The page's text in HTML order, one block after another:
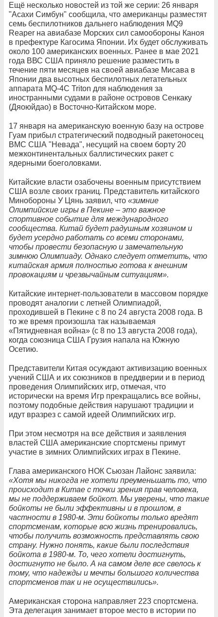
Ещё несколько новостей из той же серии: 26 января
"Асахи Симбун" сообщила, что американцы разместят
семь беспилотников дальнего наблюдения MQ9
Reaper на авиабазе Морских сил самообороны Каноя
в префектуре Кагосима Японии. Их будет обслуживать
около 100 американских военных. Ранее в мае 2021
года ВВС США приняло решение разместить в
течение пяти месяцев на своей авиабазе Мисава в
Японии два высотных беспилотных летательных
аппарата MQ-4C Triton для наблюдения за
иностранными судами в районе островов Сенкаку
(Дяоюйдао) в Восточно-Китайском море.
17 января на американскую военную базу на острове
Гуам прибыл стратегический подводный ракетоносец
ВМС США "Невада", несущий на своем борту 20
межконтинентальных баллистических ракет с
ядерными боеголовками.
Китайские власти озабочены военным присутствием
США возле своих границ. Представитель китайского
Минобороны У Цянь заявил, что «зимние
Олимпийские игры в Пекине – это важное
спортивное событие для международного
сообщества. Китай будет радушным хозяином и
будет усердно работать со всеми сторонами,
чтобы провести безопасную и замечательную
зимнюю Олимпиаду. Однако следует отметить, что
китайская армия полностью готова к внешним
провокациям и чрезвычайным ситуациям».
Китайские интернет-пользователи в массовом порядке
проводят аналогии с летней Олимпиадой,
проходившей в Пекине с 8 по 24 августа 2008 года. В
то же время произошла так называемая
«Пятидневная война» (с 8 по 13 августа 2008 года),
когда союзница США Грузия напала на Южную
Осетию.
Представители Китая осуждают активизацию военных
учений США и их союзников в преддверии и в период
проведения Олимпийских игр, отмечая, что
исторически на время Игр прекращались все войны,
поэтому подобные действия нарушают традиции и
идут вразрез с самой идеей Олимпийских игр.
При этом несмотря на все действия и заявления
властей США американские спортсмены примут
участие в зимних Олимпийских играх в Пекине.
Глава американского НОК Сьюзан Лайонс заявила:
«Хотя мы никогда не хотели преуменьшать то, что
происходит в Китае с точки зрения прав человека,
мы не поддерживаем бойкот. Мы уверены, что такие
бойкоты не были эффективны и в прошлом, в
частности в 1980-м. Эти бойкоты только вредят
спортсменам, которые всю жизнь тренировались,
чтобы получить возможность представлять свою
страну. Нужно понять, какие были последствия
бойкота в 1980-м. То, чего хотели достигнуть,
достигнуто не было. А на самом деле все свелось к
тому, что надежды и мечты большого количества
спортсменов так и не осуществились».
Американская сторона направляет 223 спортсмена.
Эта делегация занимает второе место в истории по